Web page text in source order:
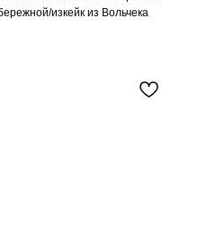
изкейк из Вольчека